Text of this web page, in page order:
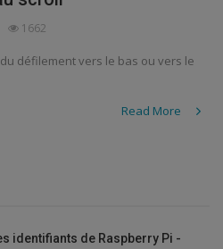
1662
défilement vers le bas ou vers le
Read More
identifiants de Raspberry Pi -